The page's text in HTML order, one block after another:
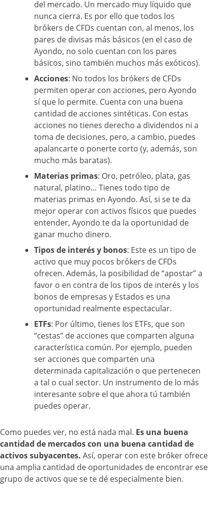
del mercado. Un mercado muy líquido que
nunca cierra. Es por ello que todos los
brókers de CFDs cuentan con, al menos, los
pares de divisas más básicos (en el caso de
Ayondo, no solo cuentan con los pares
básicos, sino también muchos más exóticos).
Acciones: No todos los brókers de CFDs
permiten operar con acciones, pero Ayondo
sí que lo permite. Cuenta con una buena
cantidad de acciones sintéticas. Con estas
acciones no tienes derecho a dividendos ni a
toma de decisiones, pero, a cambio, puedes
apalancarte o ponerte corto (y, además, son
mucho más baratas).
Materias primas: Oro, petróleo, plata, gas
natural, platino… Tienes todo tipo de
materias primas en Ayondo. Así, si se te da
mejor operar con activos físicos que puedes
entender, Ayondo te da la oportunidad de
ganar mucho dinero.
Tipos de interés y bonos: Este es un tipo de
activo que muy pocos brókers de CFDs
ofrecen. Además, la posibilidad de “apostar” a
favor o en contra de los tipos de interés y los
bonos de empresas y Estados es una
oportunidad realmente espectacular.
ETFs: Por último, tienes los ETFs, que son
“cestas” de acciones que comparten alguna
característica común. Por ejemplo, pueden
ser acciones que comparten una
determinada capitalización o que pertenecen
a tal o cual sector. Un instrumento de lo más
interesante sobre el que ahora tú también
puedes operar.
Como puedes ver, no está nada mal. Es una buena
cantidad de mercados con una buena cantidad de
activos subyacentes. Así, operar con este bróker ofrece
una amplia cantidad de oportunidades de encontrar ese
grupo de activos que se te dé especialmente bien.